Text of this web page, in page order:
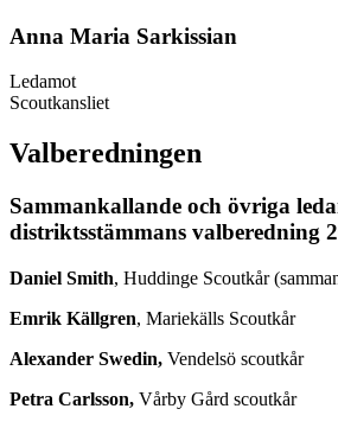
Anna Maria Sarkissian
Ledamot
Scoutkansliet
Valberedningen
Sammankallande och övriga
distriktsstämmans valberedning
Daniel Smith, Huddinge Scoutkår
Emrik Källgren, Mariekälls Scoutkår
Alexander Swedin, Vendelsö scoutkår
Petra Carlsson, Vårby Gård scoutkår